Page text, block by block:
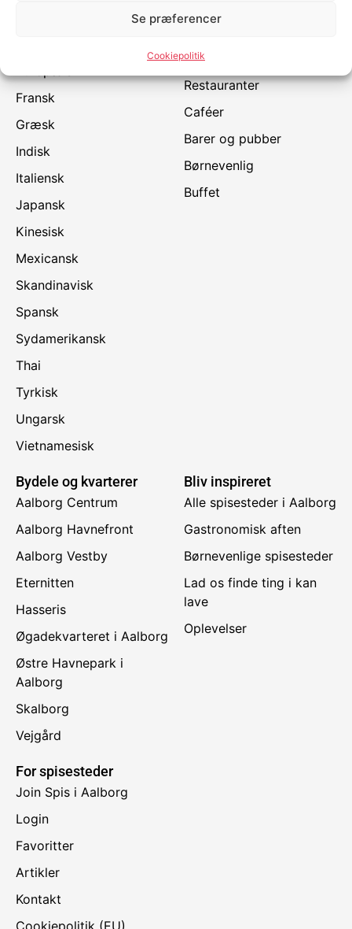
Se præferencer
Cookiepolitik
Fransk
Græsk
Indisk
Italiensk
Japansk
Kinesisk
Mexicansk
Skandinavisk
Spansk
Sydamerikansk
Thai
Tyrkisk
Ungarsk
Vietnamesisk
Frokost
Type
Restauranter
Caféer
Barer og pubber
Børnevenlig
Buffet
Bydele og kvarterer
Aalborg Centrum
Aalborg Havnefront
Aalborg Vestby
Eternitten
Hasseris
Øgadekvarteret i Aalborg
Østre Havnepark i
Aalborg
Skalborg
Vejgård
Bliv inspireret
Alle spisesteder i Aalborg
Gastronomisk aften
Børnevenlige spisesteder
Lad os finde ting i kan
lave
Oplevelser
For spisesteder
Join Spis i Aalborg
Login
Favoritter
Artikler
Kontakt